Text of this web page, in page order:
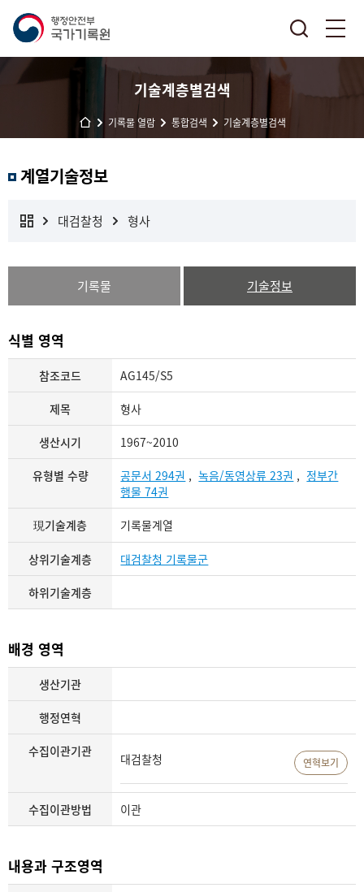
기술계층별검색
기록물 열람 통합검색 기술계층별검색
계열기술정보
대검찰청 형사
기록물 기술정보
식별 영역
참조코드 AG145/S5
제목 형사
생산시기 1967~2010
유형별 수량 공문서 294권 ,녹음/동영상류 23권 , 정부간
행물 74권
現기술계층 기록물계열
상위기술계층 대검찰청 기록물군
하위기술계층
배경 영역
생산기관
행정연혁
수집이관기관 대검찰청 연혁보기
수집이관방법 이관
내용과 구조영역